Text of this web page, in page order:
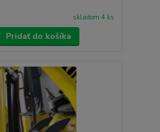
skladom 4 ks
Pridať do košíka